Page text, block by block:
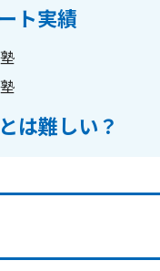
ト実績
は難しい？